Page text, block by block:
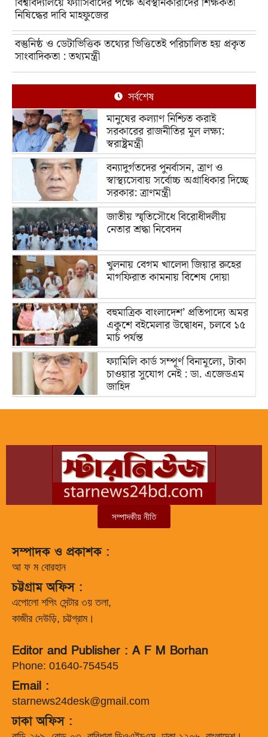
নিষিদ্ধের দাবি মাহফুজের
বস্তুনিষ্ঠ ও ডেটাভিত্তিক তথ্যের ভিত্তিতেই পরিচালিত হয় প্রকৃত
সাংবাদিকতা : তথ্যমন্ত্রী
সর্বশেষ
মানুষের কল্যাণ নিশ্চিত করাই
সরকারের রাজনীতির মূল লক্ষ্য:
স্বরাষ্ট্রমন্ত্রী
বন্যাদুর্গতদের পুনর্বাসন, ত্রাণ ও
স্বাস্থ্যসেবায় সর্বোচ্চ অগ্রাধিকার দিচ্ছে
সরকার: ত্রাণমন্ত্রী
জাতীয় স্মৃতিসৌধে বিরোধীদলীয়
নেতার শ্রদ্ধা নিবেদন
খুলনায় বেগম খালেদা জিয়ার রুহের
মাগফিরাত কামনায় বিশেষ দোয়া
বহুমাত্রিক বাংলাদেশ’ প্রতিপাদ্যে অমর
একুশে বইমেলার উদ্বোধন, চলবে ১৫
মার্চ পর্যন্ত
ফ্যামিলি কার্ড সম্পূর্ণ বিনামূল্যে, টাকা
চাওয়ার সুযোগ নেই : ডা. এজেডএম
জাহিদ
সম্পাদকীয় নীতি
সম্পাদক ও প্রকাশক :
আ ফ ম বোরহান
চট্টগ্রাম অফিস :
এপোলো শপিং সেন্টার ৩য় তলা,
কাজীর দেউড়ি, চট্টগ্রাম।
Editor and Publisher : A F M Borhan
Phone: 01640-754545
Email :
starnews24desk@gmail.com
ঢাকা অফিস :